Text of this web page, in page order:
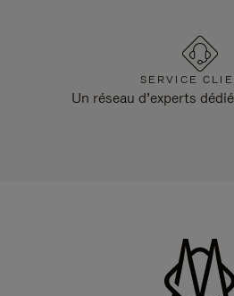
SERVICE
Un réseau d’experts